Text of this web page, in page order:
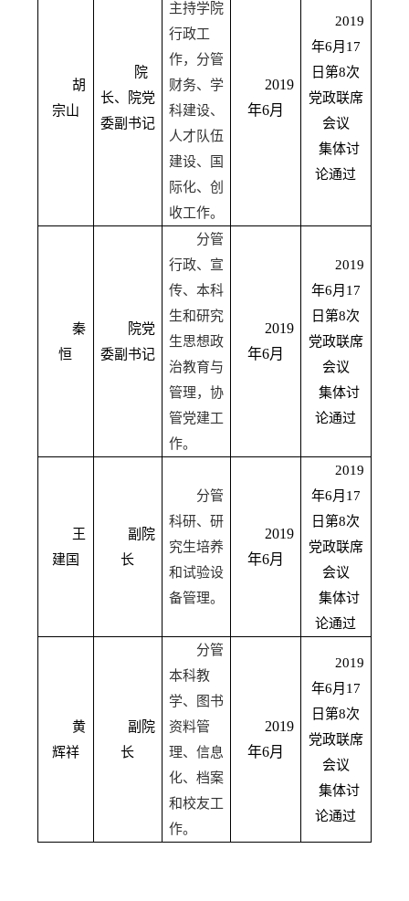
胡
宗山
院
长、院党
委副书记
主持学院
行政工
作，分管
财务、学
科建设、
人才队伍
建设、国
际化、创
收工作。
2019
年6月
2019
年6月 17
日第8次
党政联席
会议
集体讨
论通过
秦
恒
院党
委副书记
分管
行政、宣
传、本科
生和研究
生思想政
治教育与
管理，协
管党建工
作。
2019
年6月
2019
年6月 17
日第8次
党政联席
会议
集体讨
论通过
王
建国
副院
长
分管
科研、研
究生培养
和试验设
备管理。
2019
年6月
2019
年6月 17
日第8次
党政联席
会议
集体讨
论通过
黄
辉祥
副院
长
分管
本科教
学、图书
资料管
理、信息
化、档案
和校友工
作。
2019
年6月
2019
年6月 17
日第8次
党政联席
会议
集体讨
论通过